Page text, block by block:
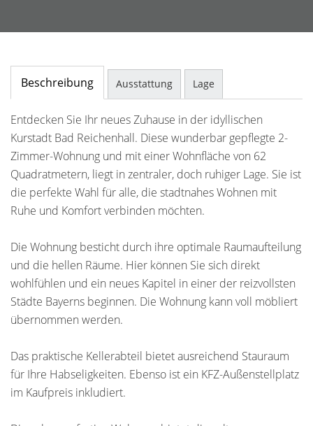
Beschreibung Ausstattung Lage
Entdecken Sie Ihr neues Zuhause in der idyllischen
Kurstadt Bad Reichenhall. Diese wunderbar gepflegte 2-
Zimmer-Wohnung und mit einer Wohnfläche von 62
Quadratmetern, liegt in zentraler, doch ruhiger Lage. Sie ist
die perfekte Wahl für alle, die stadtnahes Wohnen mit
Ruhe und Komfort verbinden möchten.
Die Wohnung besticht durch ihre optimale Raumaufteilung
und die hellen Räume. Hier können Sie sich direkt
wohlfühlen und ein neues Kapitel in einer der reizvollsten
Städte Bayerns beginnen. Die Wohnung kann voll möbliert
übernommen werden.
Das praktische Kellerabteil bietet ausreichend Stauraum
für Ihre Habseligkeiten. Ebenso ist ein KFZ-Außenstellplatz
im Kaufpreis inkludiert.